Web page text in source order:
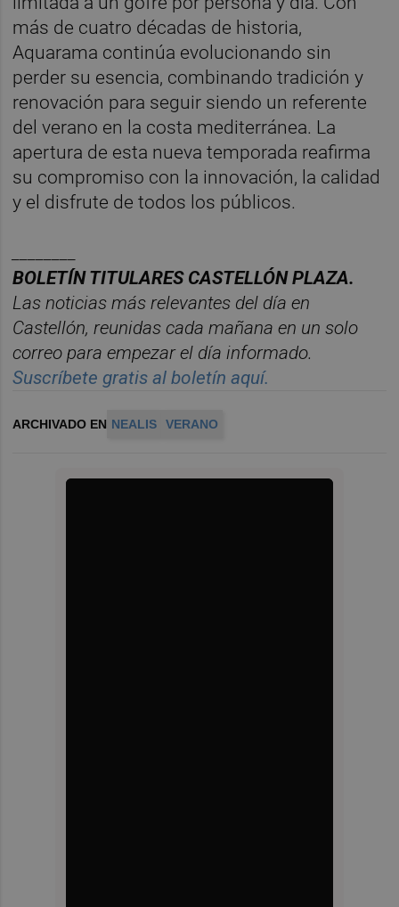
más de cuatro décadas de historia,
Aquarama continúa evolucionando sin
perder su esencia, combinando tradición y
renovación para seguir siendo un referente
del verano en la costa mediterránea. La
apertura de esta nueva temporada reafirma
su compromiso con la innovación, la calidad
y el disfrute de todos los públicos.
BOLETÍN TITULARES CASTELLÓN PLAZA.
Las noticias más relevantes del día en
Castellón, reunidas cada mañana en un solo
correo para empezar el día informado.
Suscríbete gratis al boletín aquí.
ARCHIVADO EN NEALIS VERANO